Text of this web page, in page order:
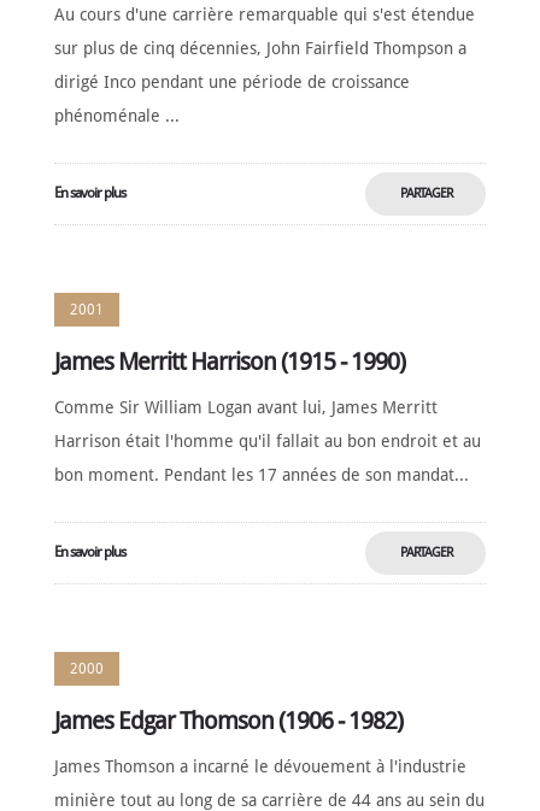
Au cours d'une carrière remarquable qui s'est étendue
sur plus de cinq décennies, John Fairfield Thompson a
dirigé Inco pendant une période de croissance
phénoménale ...
En savoir plus PARTAGER
2001
James Merritt Harrison (1915 - 1990)
Comme Sir William Logan avant lui, James Merritt
Harrison était l'homme qu'il fallait au bon endroit et au
bon moment. Pendant les 17 années de son mandat...
En savoir plus PARTAGER
2000
James Edgar Thomson (1906 - 1982)
James Thomson a incarné le dévouement à l'industrie
minière tout au long de sa carrière de 44 ans au sein du